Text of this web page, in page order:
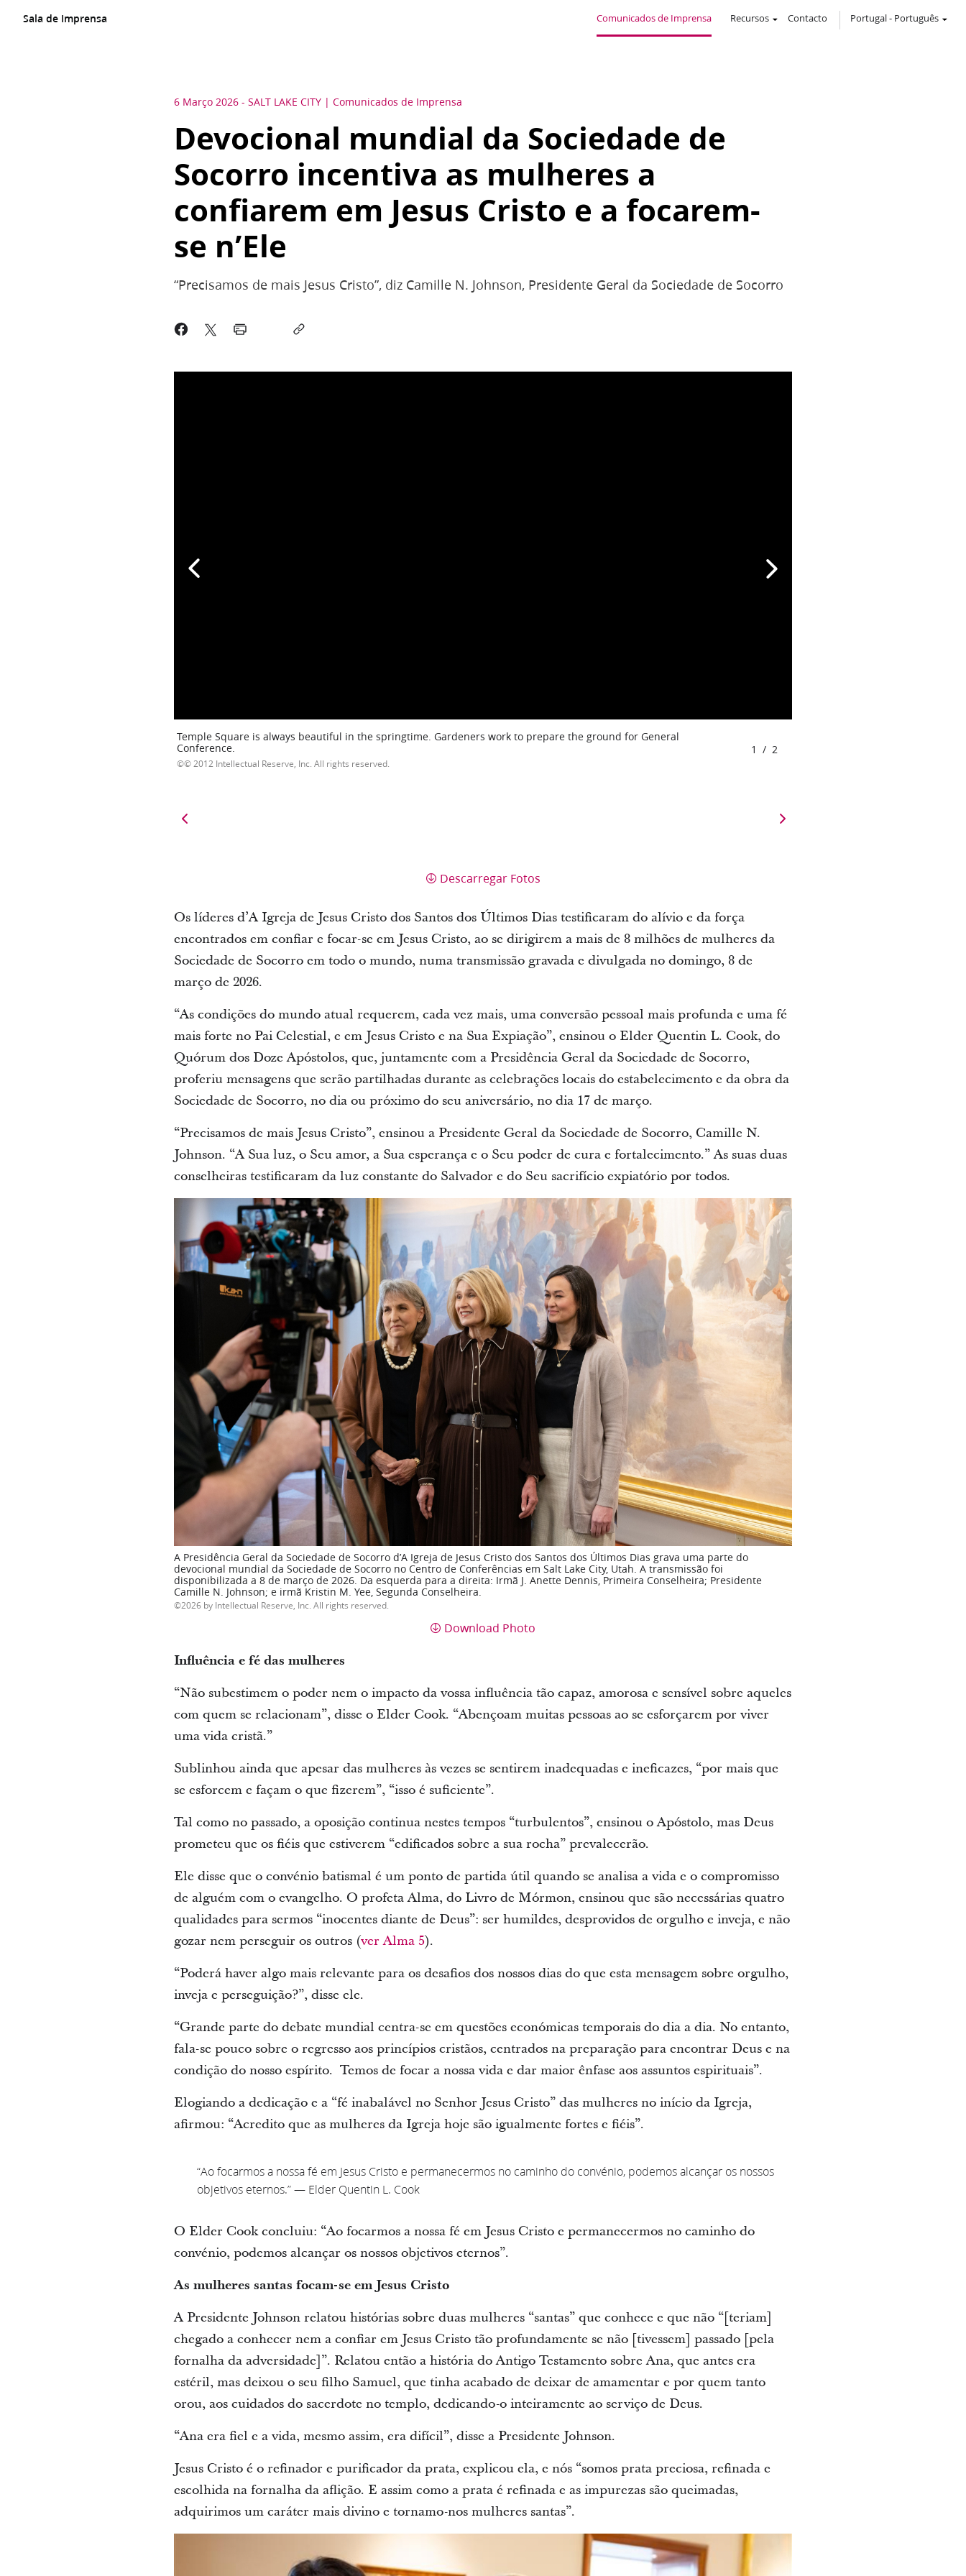
Sala de Imprensa Comunicados de Imprensa Recursos Contacto Portugal- Português
6 Março 2026 - SALT LAKE CITY Comunicados de Imprensa
Devocional mundial da Sociedade de
Socorro incentiva as mulheres a
confiarem em Jesus Cristo e a focarem-
se n’Ele
“Precisamos de mais Jesus Cristo”, diz Camille N. Johnson, Presidente Geral da Sociedade de Socorro
Temple Square is always beautiful in the springtime. Gardeners work to prepare the ground for General
Conference.
© 2012 Intellectual Reserve, Inc. All rights reserved.
1 / 2
Descarregar Fotos
Os líderes d’A Igreja de Jesus Cristo dos Santos dos Últimos Dias testificaram do alívio e da força
encontrados em confiar e focar-se em Jesus Cristo, ao se dirigirem a mais de 8 milhões de mulheres da
Sociedade de Socorro em todo o mundo, numa transmissão gravada e divulgada no domingo, 8 de
março de 2026.
“As condições do mundo atual requerem, cada vez mais, uma conversão pessoal mais profunda e uma fé
mais forte no Pai Celestial, e em Jesus Cristo e na Sua Expiação”, ensinou o Elder Quentin L. Cook, do
Quórum dos Doze Apóstolos, que, juntamente com a Presidência Geral da Sociedade de Socorro,
proferiu mensagens que serão partilhadas durante as celebrações locais do estabelecimento e da obra da
Sociedade de Socorro, no dia ou próximo do seu aniversário, no dia 17 de março.
“Precisamos de mais Jesus Cristo”, ensinou a Presidente Geral da Sociedade de Socorro, Camille N.
Johnson. “A Sua luz, o Seu amor, a Sua esperança e o Seu poder de cura e fortalecimento.” As suas duas
conselheiras testificaram da luz constante do Salvador e do Seu sacrifício expiatório por todos.
A Presidência Geral da Sociedade de Socorro d’A Igreja de Jesus Cristo dos Santos dos Últimos Dias grava uma parte do
devocional mundial da Sociedade de Socorro no Centro de Conferências em Salt Lake City, Utah. A transmissão foi
disponibilizada a 8 de março de 2026. Da esquerda para a direita: Irmã J. Anette Dennis, Primeira Conselheira; Presidente
Camille N. Johnson; e irmã Kristin M. Yee, Segunda Conselheira.
2026 by Intellectual Reserve, Inc. All rights reserved.
Download Photo
Influência e fé das mulheres
“Não subestimem o poder nem o impacto da vossa influência tão capaz, amorosa e sensível sobre aqueles
com quem se relacionam”, disse o Elder Cook. “Abençoam muitas pessoas ao se esforçarem por viver
uma vida cristã.”
Sublinhou ainda que apesar das mulheres às vezes se sentirem inadequadas e ineficazes, “por mais que
se esforcem e façam o que fizerem”, “isso é suficiente”.
Tal como no passado, a oposição continua nestes tempos “turbulentos”, ensinou o Apóstolo, mas Deus
prometeu que os fiéis que estiverem “edificados sobre a sua rocha” prevalecerão.
Ele disse que o convénio batismal é um ponto de partida útil quando se analisa a vida e o compromisso
de alguém com o evangelho. O profeta Alma, do Livro de Mórmon, ensinou que são necessárias quatro
qualidades para sermos “inocentes diante de Deus”: ser humildes, desprovidos de orgulho e inveja, e não
gozar nem perseguir os outros (ver Alma 5).
“Poderá haver algo mais relevante para os desafios dos nossos dias do que esta mensagem sobre orgulho,
inveja e perseguição?”, disse ele.
“Grande parte do debate mundial centra-se em questões económicas temporais do dia a dia. No entanto,
fala-se pouco sobre o regresso aos princípios cristãos, centrados na preparação para encontrar Deus e na
condição do nosso espírito. Temos de focar a nossa vida e dar maior ênfase aos assuntos espirituais”.
Elogiando a dedicação e a “fé inabalável no Senhor Jesus Cristo” das mulheres no início da Igreja,
afirmou: “Acredito que as mulheres da Igreja hoje são igualmente fortes e fiéis”.
“Ao focarmos a nossa fé em Jesus Cristo e permanecermos no caminho do convénio, podemos alcançar os nossos
objetivos eternos.” — Elder Quentin L. Cook
O Elder Cook concluiu: “Ao focarmos a nossa fé em Jesus Cristo e permanecermos no caminho do
convénio, podemos alcançar os nossos objetivos eternos”.
As mulheres santas focam-se em Jesus Cristo
A Presidente Johnson relatou histórias sobre duas mulheres “santas” que conhece e que não “[teriam]
chegado a conhecer nem a confiar em Jesus Cristo tão profundamente se não [tivessem] passado [pela
fornalha da adversidade]”. Relatou então a história do Antigo Testamento sobre Ana, que antes era
estéril, mas deixou o seu filho Samuel, que tinha acabado de deixar de amamentar e por quem tanto
orou, aos cuidados do sacerdote no templo, dedicando-o inteiramente ao serviço de Deus.
“Ana era fiel e a vida, mesmo assim, era difícil”, disse a Presidente Johnson.
Jesus Cristo é o refinador e purificador da prata, explicou ela, e nós “somos prata preciosa, refinada e
escolhida na fornalha da aflição. E assim como a prata é refinada e as impurezas são queimadas,
adquirimos um caráter mais divino e tornamo-nos mulheres santas”.